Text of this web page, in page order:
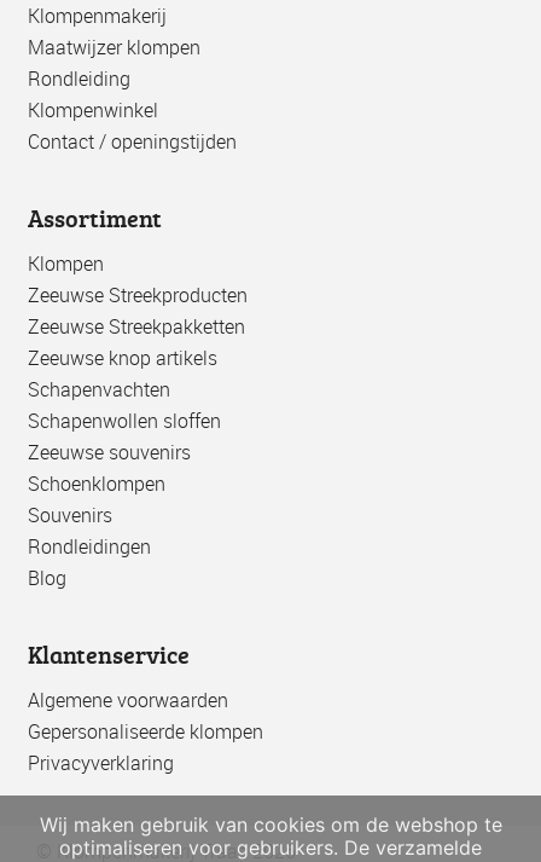
Klompenmakerij
Maatwijzer klompen
Rondleiding
Klompenwinkel
Contact / openingstijden
Assortiment
Klompen
Zeeuwse Streekproducten
Zeeuwse Streekpakketten
Zeeuwse knop artikels
Schapenvachten
Schapenwollen sloffen
Zeeuwse souvenirs
Schoenklompen
Souvenirs
Rondleidingen
Blog
Klantenservice
Algemene voorwaarden
Gepersonaliseerde klompen
Privacyverklaring
© Klompenmakerij Traas 2026
Wij maken gebruik van cookies om de webshop te
optimaliseren voor gebruikers. De verzamelde